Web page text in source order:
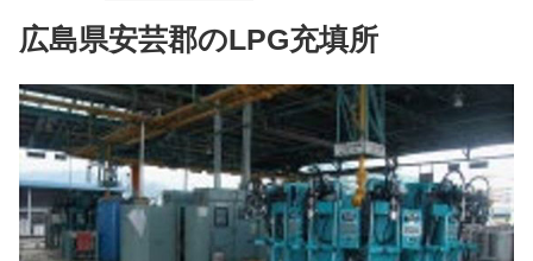
広島県安芸郡のLPG充填所